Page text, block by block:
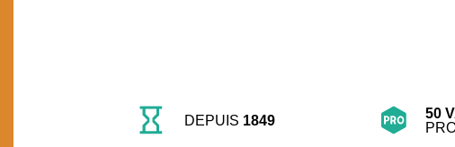
DEPUIS 1849
50